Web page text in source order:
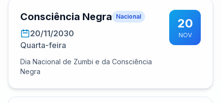
Consciência Negra Nacional
20/11/2030
Quarta-feira
Dia Nacional de Zumbi e da Consciência
Negra
20
NOV